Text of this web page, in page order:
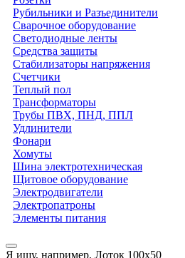
Рубильники и Разъединители
Сварочное оборудование
Светодиодные ленты
Средства защиты
Стабилизаторы напряжения
Счетчики
Теплый пол
Трансформаторы
Трубы ПВХ, ПНД, ППЛ
Удлинители
Фонари
Хомуты
Шина электротехническая
Щитовое оборудование
Электродвигатели
Электропатроны
Элементы питания
Я ищу, например, Лоток 100х50